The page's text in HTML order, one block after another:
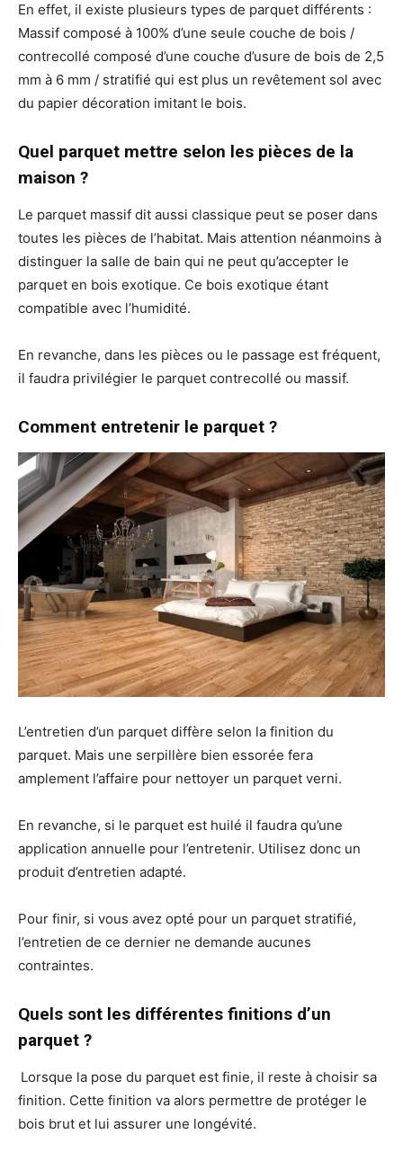
En effet, il existe plusieurs types de parquet différents :
Massif composé à 100% d’une seule couche de bois /
contrecollé composé d’une couche d’usure de bois de 2,5
mm à 6 mm / stratifié qui est plus un revêtement sol avec
du papier décoration imitant le bois.
Quel parquet mettre selon les pièces de la
maison ?
Le parquet massif dit aussi classique peut se poser dans
toutes les pièces de l’habitat. Mais attention néanmoins à
distinguer la salle de bain qui ne peut qu’accepter le
parquet en bois exotique. Ce bois exotique étant
compatible avec l’humidité.
En revanche, dans les pièces ou le passage est fréquent,
il faudra privilégier le parquet contrecollé ou massif.
Comment entretenir le parquet ?
L’entretien d’un parquet diffère selon la finition du
parquet. Mais une serpillère bien essorée fera
amplement l’affaire pour nettoyer un parquet verni.
En revanche, si le parquet est huilé il faudra qu’une
application annuelle pour l’entretenir. Utilisez donc un
produit d’entretien adapté.
Pour finir, si vous avez opté pour un parquet stratifié,
l’entretien de ce dernier ne demande aucunes
contraintes.
Quels sont les différentes finitions d’un
parquet ?
Lorsque la pose du parquet est finie, il reste à choisir sa
finition. Cette finition va alors permettre de protéger le
bois brut et lui assurer une longévité.